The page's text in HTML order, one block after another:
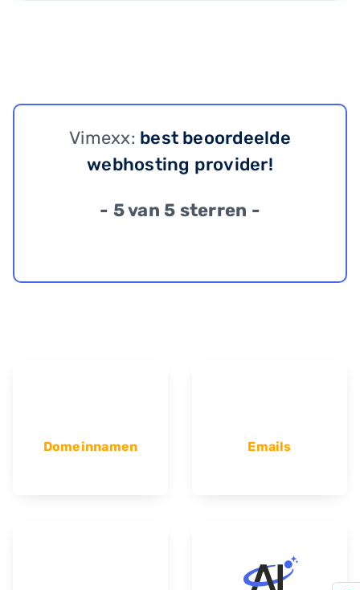
Vimexx: best beoordeelde
webhosting provider!
- 5 van 5 sterren -
Domeinnamen Emails